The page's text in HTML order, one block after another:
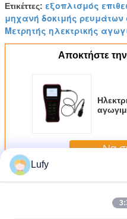
Ετικέττες: εξοπλισμός
μηχανή δοκιμής ρευμάτων
Μετρητής ηλεκτρικής
Αποκτήστε την
Να
ΠερισσότεροιΤρέχων
Lufy